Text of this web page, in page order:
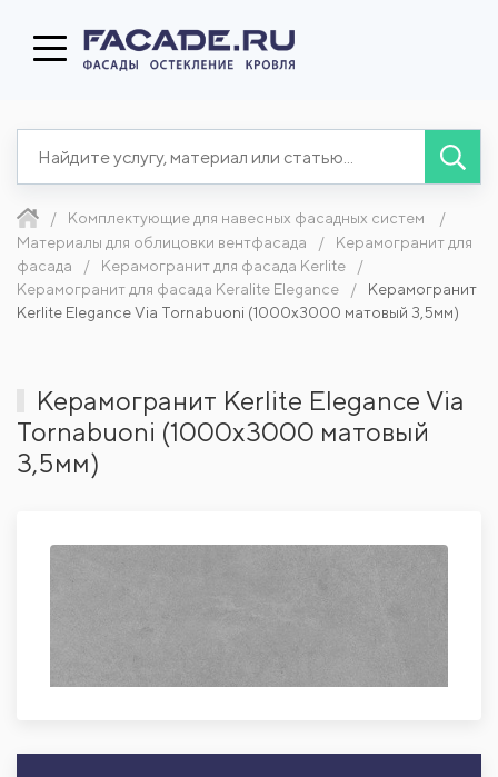
Комплектующие для навесных фасадных систем
Материалы для облицовки вентфасада
Керамогранит для
фасада
Керамогранит для фасада Kerlite
Керамогранит для фасада Keralite Elegance
Керамогранит
Kerlite Elegance Via Tornabuoni (1000x3000 матовый 3,5мм)
Керамогранит Kerlite Elegance Via
Tornabuoni (1000x3000 матовый
3,5мм)